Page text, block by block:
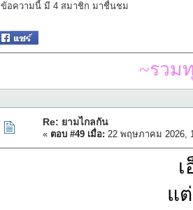
ข้อความนี้ มี 4 สมาชิก มาชื่นชม
~รวม
Re: ยามไกลกัน
« ตอบ #49 เมื่อ: 22 พฤษภาคม 2026,
แ